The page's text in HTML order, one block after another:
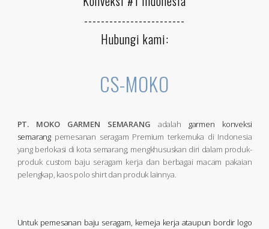
------------------------
Hubungi kami:
CS-MOKO
PT. MOKO GARMEN SEMARANG adalah garmen konveksi
semarangpemesanan seragam Premium terkemuka di Indonesia
yang berlokasi di kota semarang, mengkhususkan diri dalam produk-
produk custom baju seragam kerja dan berbagai macam pakaian
pelengkap, kaos polo shirt dan produk lainnya.
Untuk pemesanan baju seragam, kemeja kerja ataupun bordir logo